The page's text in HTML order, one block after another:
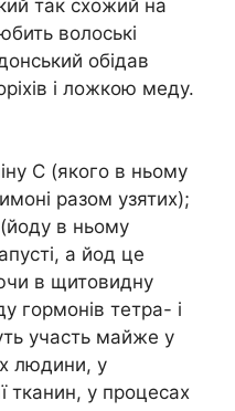
так схожий на
волоські
обідав
і ложкою меду.
С (якого в ньому
разом узятих);
в ньому
а йод це
в щитовидну
гормонів тетра- і
участь майже у
людини, у
тканин, у процесах